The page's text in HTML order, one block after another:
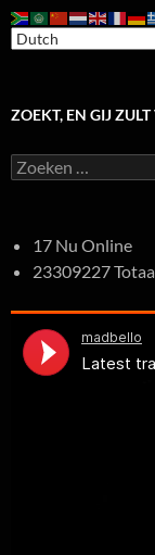
ZOEKT, EN GIJ
Zoeken
naar:
17 Nu Online
23309227